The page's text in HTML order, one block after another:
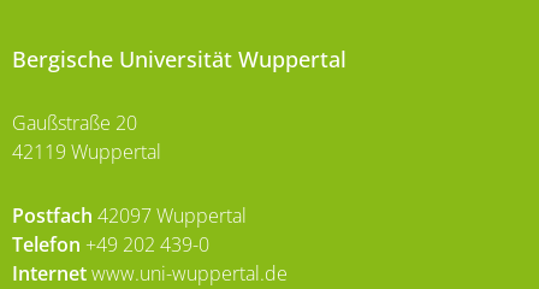
Bergische Universität Wuppertal
Gaußstraße 20
42119 Wuppertal
Postfach 42097 Wuppertal
Telefon +49 202 439-0
Internetwww.uni-wuppertal.de